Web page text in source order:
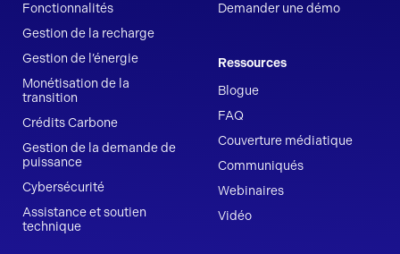
Fonctionnalités
Gestion de la recharge
Gestion de l’énergie
Monétisation de la
transition
Crédits Carbone
Gestion de la demande de
puissance
Cybersécurité
Assistance et soutien
technique
Demander une démo
Ressources
Blogue
FAQ
Couverture médiatique
Communiqués
Webinaires
Vidéo